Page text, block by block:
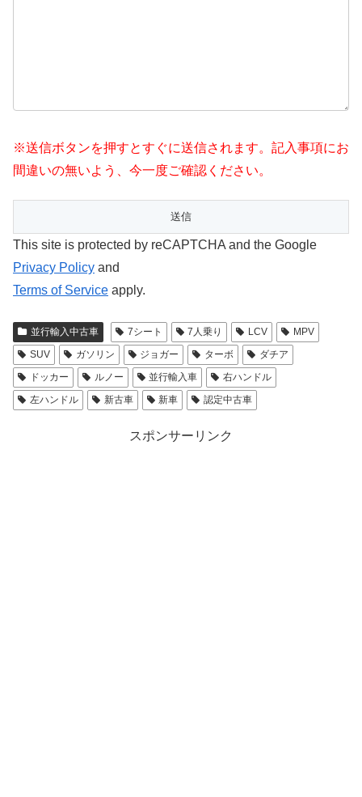
※送信ボタンを押すとすぐに送信されます。記入事項にお
間違いの無いよう、今一度ご確認ください。
This site is protected by reCAPTCHA and the Google
Privacy Policy and
Terms of Service apply.
並行輸入中古車 7シート 7人乗り LCV
MPV
SUV
ガソリン ジョガー ターボ
ダチア
ドッカー
ルノー 並行輸入車
右ハンドル
左ハンドル
新古車 新車 認定中古車
スポンサーリンク